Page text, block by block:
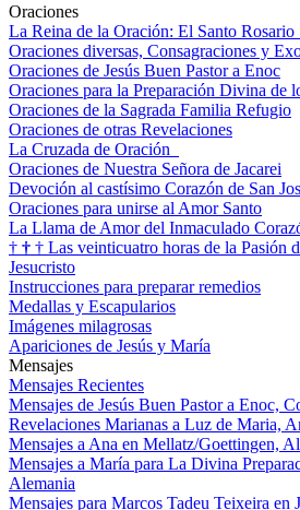
Oraciones
La Reina de la Oración: El Santo Rosario
Oraciones diversas, Consagraciones y
Oraciones de Jesús Buen Pastor a Enoc
Oraciones para la Preparación Divina de
Oraciones de la Sagrada Familia Refugio
Oraciones de otras Revelaciones
La Cruzada de Oración
Oraciones de Nuestra Señora de Jacarei
Devoción al castísimo Corazón de San
Oraciones para unirse al Amor Santo
La Llama de Amor del Inmaculado
† † † Las veinticuatro horas de la Pasión
Jesucristo
Instrucciones para preparar remedios
Medallas y Escapularios
Imágenes milagrosas
Apariciones de Jesús y María
Mensajes
Mensajes Recientes
Mensajes de Jesús Buen Pastor a Enoc,
Revelaciones Marianas a Luz de Maria,
Mensajes a Ana en Mellatz/Goettingen,
Mensajes a María para La Divina
Alemania
Mensajes para Marcos Tadeu Teixeira en